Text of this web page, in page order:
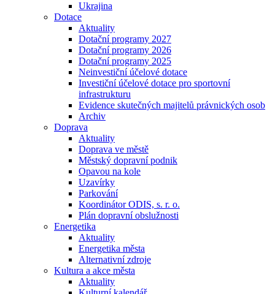
Ukrajina
Dotace
Aktuality
Dotační programy 2027
Dotační programy 2026
Dotační programy 2025
Neinvestiční účelové dotace
Investiční účelové dotace pro sportovní
infrastrukturu
Evidence skutečných majitelů právnických osob
Archiv
Doprava
Aktuality
Doprava ve městě
Městský dopravní podnik
Opavou na kole
Uzavírky
Parkování
Koordinátor ODIS, s. r. o.
Plán dopravní obslužnosti
Energetika
Aktuality
Energetika města
Alternativní zdroje
Kultura a akce města
Aktuality